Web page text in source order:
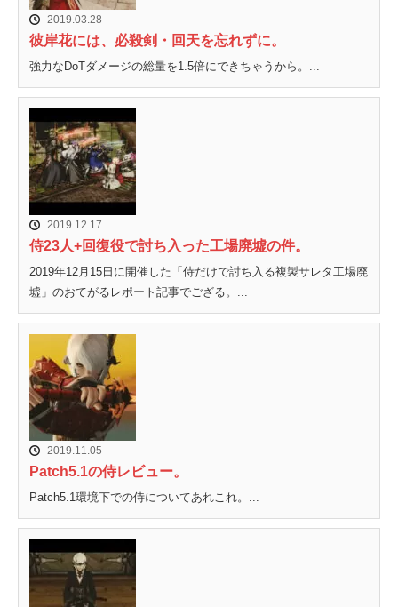
2019.03.28
彼岸花には、必殺剣・回天を忘れずに。
強力なDoTダメージの総量を1.5倍にできちゃうから。...
2019.12.17
侍23人+回復役で討ち入った工場廃墟の件。
2019年12月15日に開催した「侍だけで討ち入る複製サレタ工場廃
墟」のおてがるレポート記事でござる。...
2019.11.05
Patch5.1の侍レビュー。
Patch5.1環境下での侍についてあれこれ。...